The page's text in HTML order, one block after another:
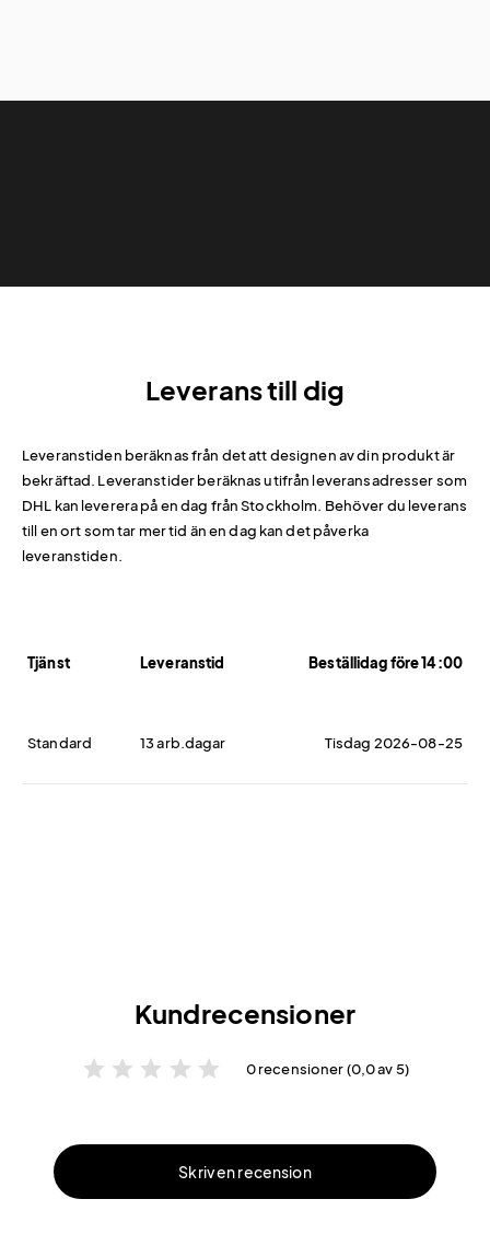
Leverans till dig
Leveranstiden beräknas från det att designen av din produkt är
bekräftad. Leveranstider beräknas utifrån leveransadresser som
DHL kan leverera på en dag från Stockholm. Behöver du leverans
till en ort som tar mer tid än en dag kan det påverka
leveranstiden.
Tjänst Leveranstid Beställidag före 14:00
Standard 13 arb.dagar Tisdag 2026-08-25
Kundrecensioner
star star star star star 0 recensioner (0,0 av 5)
Skriv en recension